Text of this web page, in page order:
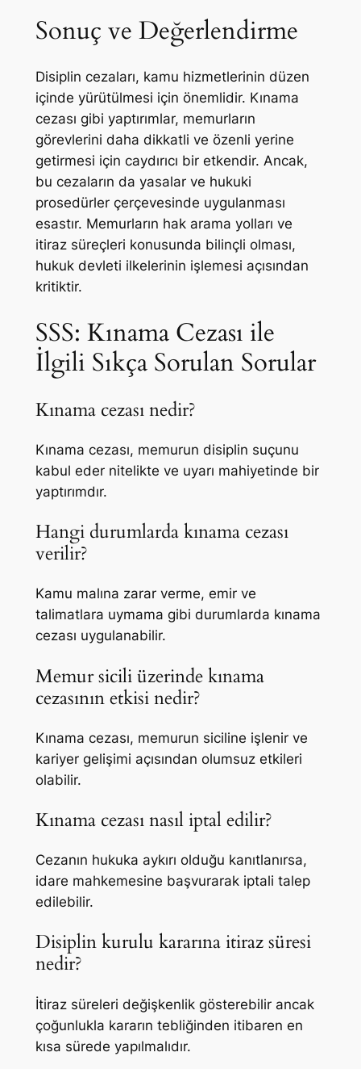
Sonuç ve Değerlendirme
Disiplin cezaları, kamu hizmetlerinin düzen
içinde yürütülmesi için önemlidir. Kınama
cezası gibi yaptırımlar, memurların
görevlerini daha dikkatli ve özenli yerine
getirmesi için caydırıcı bir etkendir. Ancak,
bu cezaların da yasalar ve hukuki
prosedürler çerçevesinde uygulanması
esastır. Memurların hak arama yolları ve
itiraz süreçleri konusunda bilinçli olması,
hukuk devleti ilkelerinin işlemesi açısından
kritiktir.
SSS: Kınama Cezası ile
İlgili Sıkça Sorulan Sorular
Kınama cezası nedir?
Kınama cezası, memurun disiplin suçunu
kabul eder nitelikte ve uyarı mahiyetinde bir
yaptırımdır.
Hangi durumlarda kınama cezası
verilir?
Kamu malına zarar verme, emir ve
talimatlara uymama gibi durumlarda kınama
cezası uygulanabilir.
Memur sicili üzerinde kınama
cezasının etkisi nedir?
Kınama cezası, memurun siciline işlenir ve
kariyer gelişimi açısından olumsuz etkileri
olabilir.
Kınama cezası nasıl iptal edilir?
Cezanın hukuka aykırı olduğu kanıtlanırsa,
idare mahkemesine başvurarak iptali talep
edilebilir.
Disiplin kurulu kararına itiraz süresi
nedir?
İtiraz süreleri değişkenlik gösterebilir ancak
çoğunlukla kararın tebliğinden itibaren en
kısa sürede yapılmalıdır.